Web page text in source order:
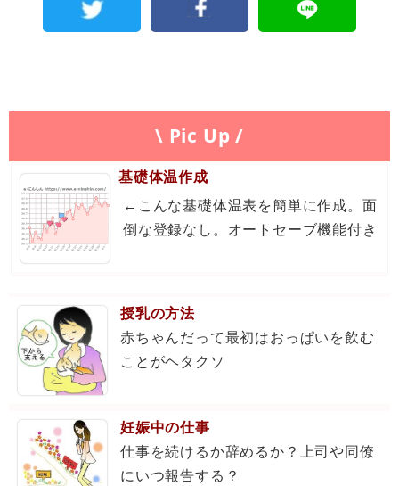
\ Pic Up /
基礎体温作成
←こんな基礎体温表を簡単に作成。面
倒な登録なし。オートセーブ機能付き
授乳の方法
赤ちゃんだって最初はおっぱいを飲む
ことがヘタクソ
妊娠中の仕事
仕事を続けるか辞めるか？上司や同僚
にいつ報告する？